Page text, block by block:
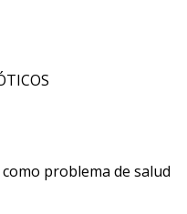
problema de salud